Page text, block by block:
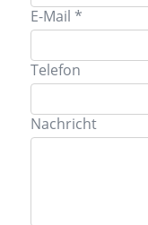
E-Mail *
Telefon
Nachricht